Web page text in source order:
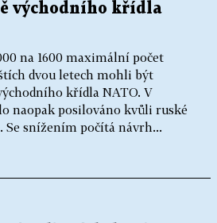
východního křídla
na 1600 maximální počet
dvou letech mohli být
křídla NATO. V
naopak posilováno kvůli ruské
snížením počítá návrh...